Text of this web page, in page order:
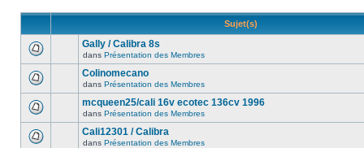
Sujet(s)
Gally / Calibra 8s
dans Présentation des Membres
Colinomecano
dans Présentation des Membres
mcqueen25/cali 16v ecotec 136cv 1996
dans Présentation des Membres
Cali12301 / Calibra
dans Présentation des Membres